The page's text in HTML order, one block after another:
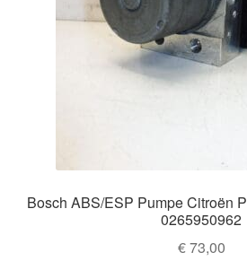
Lieferung
Weltweiter Versand
Bosch ABS/ESP Pumpe Citroën
0265950962
€73,00